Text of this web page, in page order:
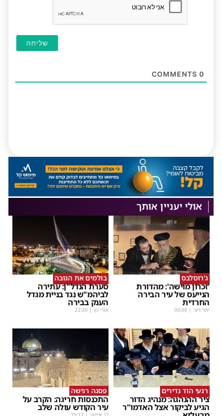
0
אולי יעניין אותך
ג'רוסלבס
'זכרון מוישה': מהדורת
הנייעס של עיר הבירה
החרדית
יוסי וינר |
00:00
בולמים את הגובה
סערת הנדל"ן: עתירה
לביהמ"ש נגד בניית מגדל
הענק בבירה
אורי כץ |
22:20
רגעי הוד נדירים
ציר ההנהגה: מנהיג הדור
הגיע לביקור אצל האדמו"ר
פסגה רגישה
התכנסות חריגה: הקרב על
עיר הקודש עולה שלב
דב אייזנר |
19:17